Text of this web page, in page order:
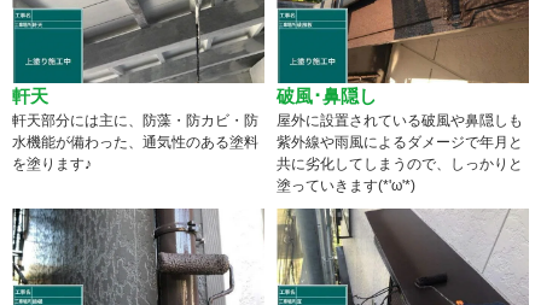
軒天
軒天部分には主に、防藻・防カビ・防
水機能が備わった、通気性のある塗料
を塗ります♪
破風･鼻隠し
屋外に設置されている破風や鼻隠しも
紫外線や雨風によるダメージで年月と
共に劣化してしまうので、しっかりと
塗っていきます(*'ω'*)